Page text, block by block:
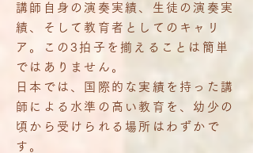
講師自身の演奏実績、生徒の演奏実
績、そして教育者としてのキャリ
ア。この3拍子を揃えることは簡単
ではありません。
日本では、国際的な実績を持った講
師による水準の高い教育を、幼少の
頃から受けられる場所はわずかで
す。